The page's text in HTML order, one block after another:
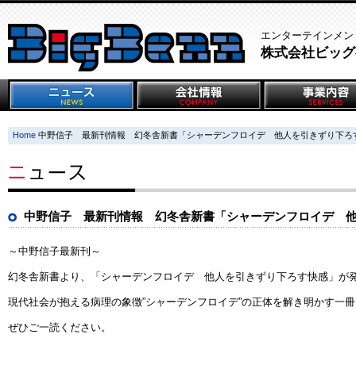
エンターテインメ
株式会社ビッ
Home 中野信子 最新刊情報 幻冬舎新書「シャーデンフロイデ 他人を引きずり下ろ
中野信子 最新刊情報 幻冬舎新書「シャーデンフロイデ 他
～中野信子最新刊～
幻冬舎新書より、「シャーデンフロイデ 他人を引きずり下ろす快感」が
現代社会が抱える病理の象徴”シャーデンフロイデ”の正体を解き明かす一
ぜひご一読ください。